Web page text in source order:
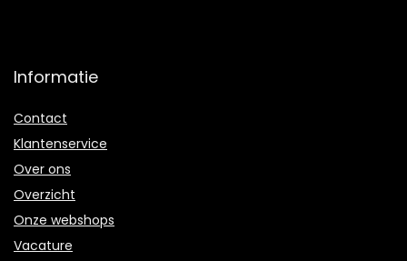
Informatie
Contact
Klantenservice
Over ons
Overzicht
Onze webshops
Vacature